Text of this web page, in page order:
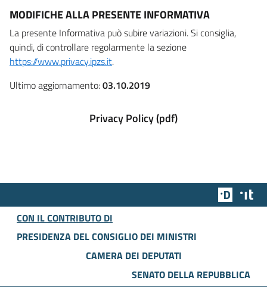
MODIFICHE ALLA PRESENTE INFORMATIVA
La presente Informativa può subire variazioni. Si consiglia,
quindi, di controllare regolarmente la sezione
https://www.privacy.ipzs.it.
Ultimo aggiornamento:03.10.2019
Privacy Policy (pdf)
Team
CON IL CONTRIBUTO DI
PRESIDENZA DEL CONSIGLIO DEI MINISTRI
CAMERA DEI DEPUTATI
SENATO DELLA REPUBBLICA